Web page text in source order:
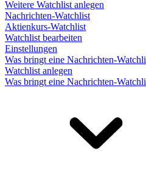
Weitere Watchlist anlegen
Nachrichten-Watchlist
Aktienkurs-Watchlist
Watchlist bearbeiten
Einstellungen
Was bringt eine Nachrichten-
Watchlist anlegen
Was bringt eine Nachrichten-